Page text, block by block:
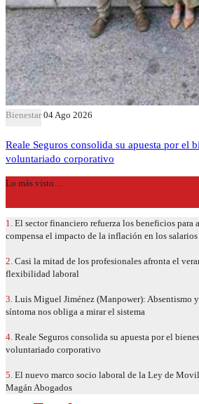
Bienestar 04 Ago 2026
Reale Seguros consolida su apuesta por el
voluntariado corporativo
Lo más visto…
1. El sector financiero refuerza los beneficios para
compensa el impacto de la inflación en los salarios
2. Casi la mitad de los profesionales afronta el
flexibilidad laboral
3. Luis Miguel Jiménez (Manpower): Absentismo
síntoma nos obliga a mirar el sistema
4. Reale Seguros consolida su apuesta por el
voluntariado corporativo
5. El nuevo marco socio laboral de la Ley de
Magán Abogados